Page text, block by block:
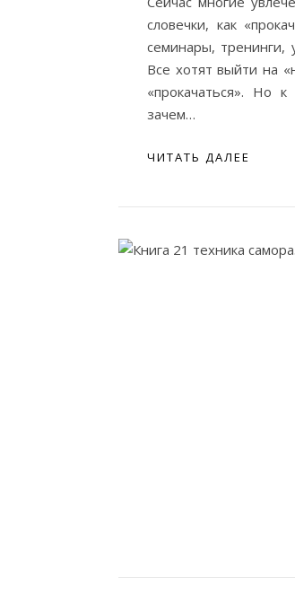
словечки, как
семинары, тренинги,
Все хотят выйти на
«прокачаться». Но
зачем…
ЧИТАТЬ ДАЛЕЕ